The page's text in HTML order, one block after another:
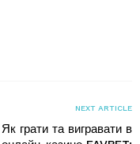
NEXT ARTICLE
Як грати та вигравати в